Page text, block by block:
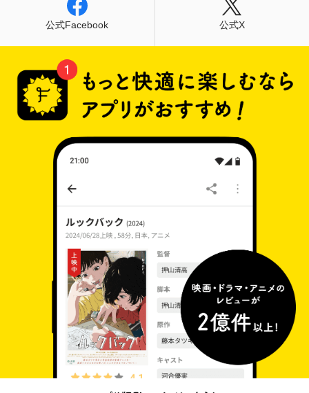
公式Facebook 公式X